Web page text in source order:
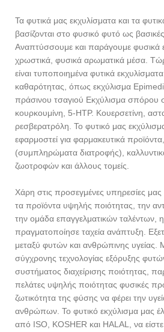
Τα φυτικά μας εκχυλίσματα και τα
βασίζονται στο φυσικό φυτό ως
Αναπτύσσουμε και παράγουμε φυσικά
χρωστικά, φυσικά αρωματικά μέσα.
είναι τυποποιημένα φυτικά
καθαρότητας, όπως εκχύλισμα
πράσινου τσαγιού Εκχύλισμα σπόρου
κουρκουμίνη, 5-HTP. Κουερσετίνη,
ρεσβερατρόλη. Το φυτικό μας
εφαρμοστεί για φαρμακευτικά
(συμπληρώματα διατροφής),
ζωοτροφών και άλλους τομείς.
Χάρη στις προσεγμένες υπηρεσίες
τα προϊόντα υψηλής ποιότητας, την
την ομάδα επαγγελματικών ταλέντων,
πραγματοποίησε ταχεία ανάπτυξη.
μεταξύ φυτών και ανθρώπινης υγείας.
σύγχρονης τεχνολογίας εξόρυξης
συστήματος διαχείρισης ποιότητας,
πελάτες υψηλής ποιότητας φυσικές
ζωτικότητα της φύσης να φέρει την
ανθρώπων. Το φυτικό εκχύλισμα μας
από ISO, KOSHER και HALAL, να